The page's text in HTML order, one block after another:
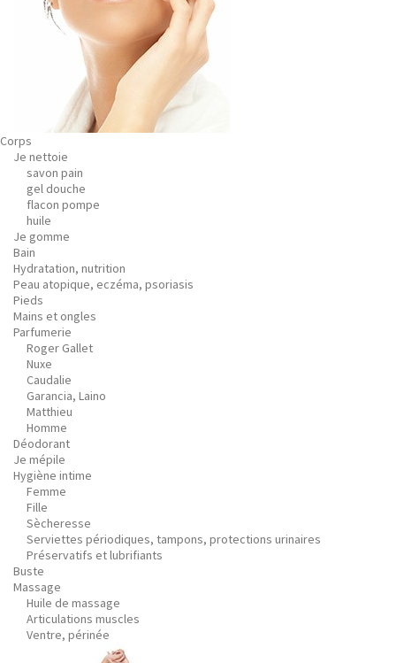
Corps
Je nettoie
savon pain
gel douche
flacon pompe
huile
Je gomme
Bain
Hydratation, nutrition
Peau atopique, eczéma, psoriasis
Pieds
Mains et ongles
Parfumerie
Roger Gallet
Nuxe
Caudalie
Garancia, Laino
Matthieu
Homme
Déodorant
Je mépile
Hygiène intime
Femme
Fille
Sècheresse
Serviettes périodiques, tampons, protections urinaires
Préservatifs et lubrifiants
Buste
Massage
Huile de massage
Articulations muscles
Ventre, périnée